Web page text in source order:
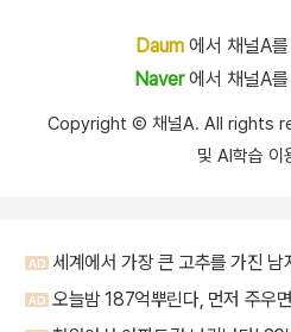
Daum에서 채널A를
Naver에서 채널A
Copyright Ⓒ 채널A. All rights
및 AI학습 이